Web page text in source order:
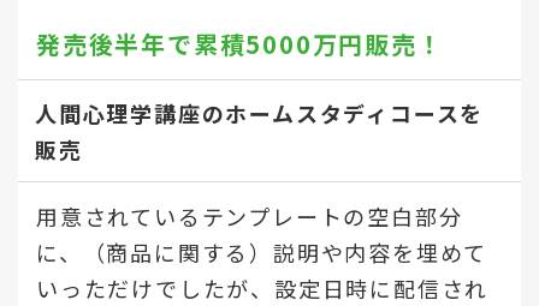
発売後半年で累積5000万円販売！
人間心理学講座のホームスタディコースを
販売
用意されているテンプレートの空白部分
に、（商品に関する）説明や内容を埋めて
いっただけでしたが、設定日時に配信され